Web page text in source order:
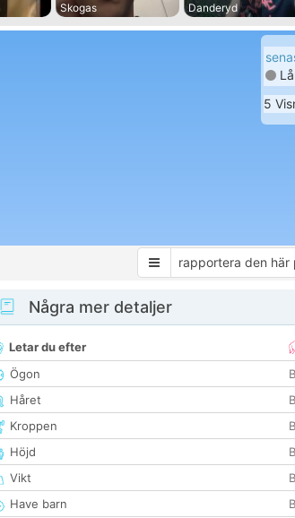
Skogas
Danderyd
5
rapportera den här
Några mer detaljer
Letar du efter
Ögon
Håret
Kroppen
Höjd
Vikt
Have barn